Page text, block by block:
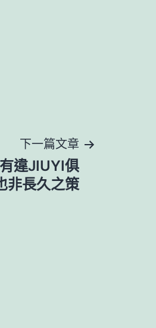
下一篇文章
違JIUYI俱
非長久之策